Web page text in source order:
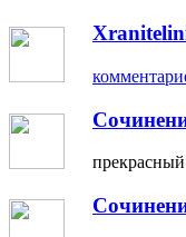
прекрасный